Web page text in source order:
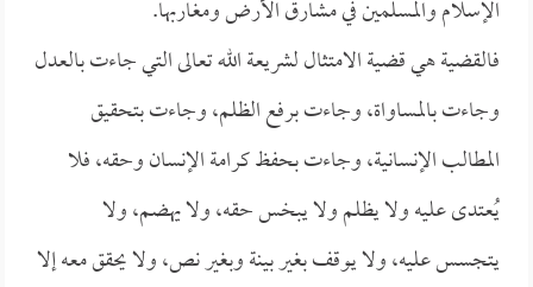
الإسلام والمسلمين في مشارق الأرض ومغاربها.
فالقضية هي قضية الامتثال لشريعة الله تعالى التي جاءت بالعدل
وجاءت بالمساواة، وجاءت برفع الظلم، وجاءت بتحقيق
المطالب الإنسانية، وجاءت بحفظ كرامة الإنسان وحقه، فلا
يُعتدى عليه ولا يظلم ولا يبخس حقه، ولا يهضم، ولا
يتجسس عليه، ولا يوقف بغير بينة وبغير نص، ولا يحقق معه إلا